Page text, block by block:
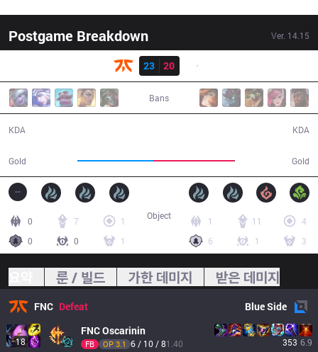
Postgame Breakdown Ver. 14.15
23
20
Bans
KDA
Gold Gold
KDA
0 7
1
0
0 1
1 11
4
6
1 3
Object
룬 / 빌드 가한 데미지 받은 데미지
FNC Defeat BlueSide
18
FNCOscarinin
FB OP 3.1 6 / 10 / 81.40 353 6.9